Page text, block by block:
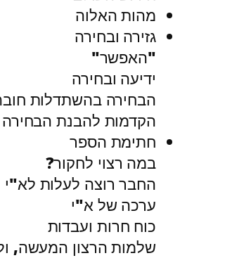
מהות האלוה
גזירה ובחירה
"האפשר"
ידיעה ובחירה
הבחירה בהשתדלות
הקדמות להבנת
חתימת הספר
במה רצוי לחקור?
החבר רוצה לעלות לא"י
ערכה של א"י
כוח חרות ועבדות
שלמות הרצון המעשה,